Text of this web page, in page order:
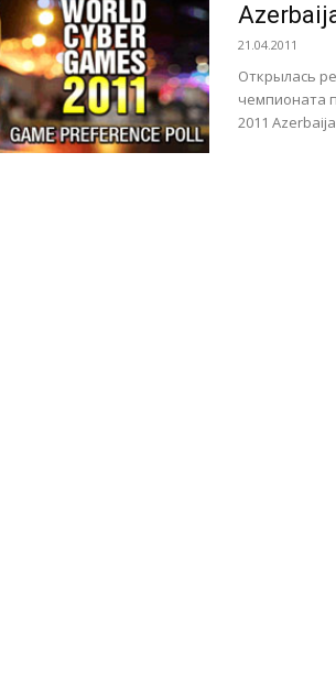
21.04.2011
Открылась
чемпионата
2011